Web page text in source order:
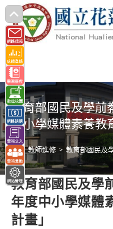
跳
轉
至
主
要
內
容 教育部國民及學前
中小學媒體素養教
> 教師進修 > 教育部國民及
教育部國民及學
年度中小學媒體
計畫」